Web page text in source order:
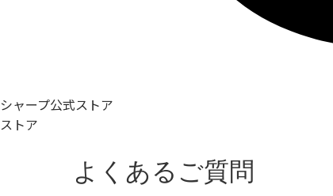
シャープ公式ストア
ストア
よくあるご質問